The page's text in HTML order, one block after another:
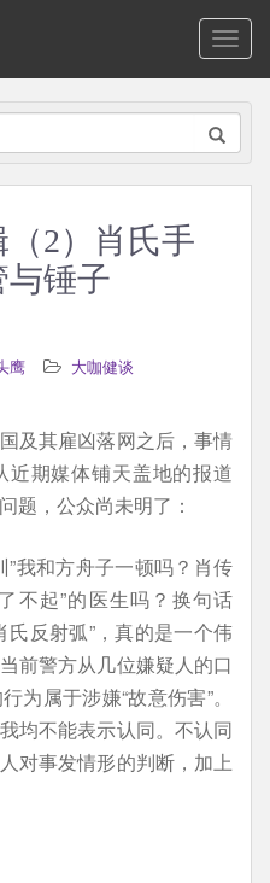
2）肖氏手
与锤子
鹰 大咖健谈
及其雇凶落网之后，事情
期媒体铺天盖地的报道
题，公众尚未明了：
”我和方舟子一顿吗？肖传
不起”的医生吗？换句话
反射弧”，真的是一个伟
前警方从几位嫌疑人的口
为属于涉嫌“故意伤害”。
均不能表示认同。不认同
对事发情形的判断，加上